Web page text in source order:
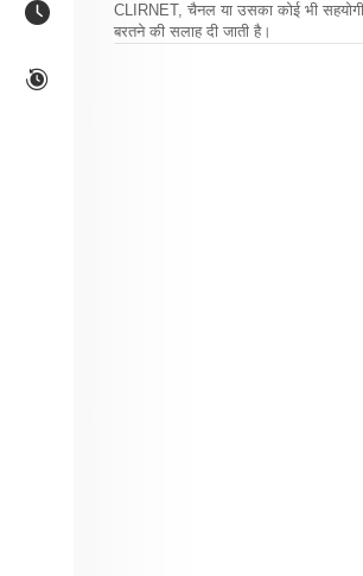
CLIRNET, चैनल या उसका कोई भी सहयोगी
बरतने की सलाह दी जाती है।